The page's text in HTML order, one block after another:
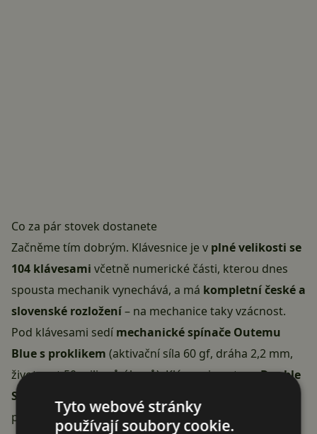
Co za pár stovek dostanete
Začněme tím dobrým. Klávesnice je v plné velikosti se
104 klávesami včetně numerické části, kterou dnes
spousta mechanik vynechává, a má kompletní české a
slovenské rozložení– na mechanice taky vzácnost.
Pod klávesami sedí mechanické spínače Outemu
Blue s proklikem (aktivační síla 60 gf, dráha 2,2 mm,
životnost 50 milionů úhozů). Klávesy jsou typuDouble
Shot
prosvítá. Podsvícení nabízí18 efektů , které přepnete
Tyto webové stránky
používají soubory cookie.